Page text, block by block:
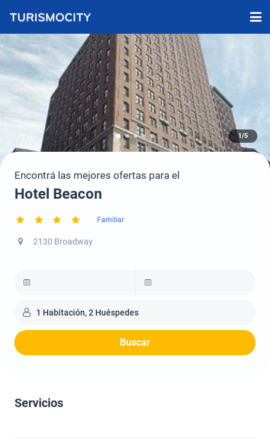
1/5
Encontrá las mejores ofertas para el
Hotel Beacon
Familiar
2130 Broadway
1 Habitación, 2 Huéspedes
Buscar
Servicios